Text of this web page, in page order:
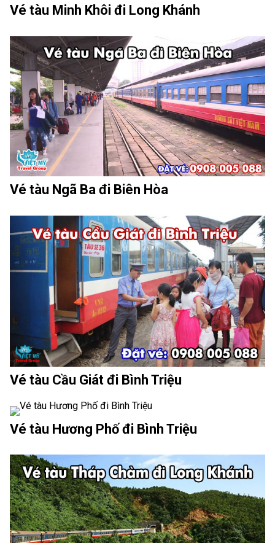
Vé tàu Minh Khôi đi Long Khánh
Vé tàu Ngã Ba đi Biên Hòa
Vé tàu Cầu Giát đi Bình Triệu
Vé tàu Hương Phố đi Bình Triệu